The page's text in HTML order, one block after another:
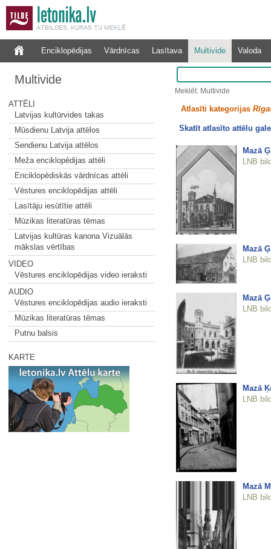
Enciklopēdijas Vārdnīcas Lasītava Multivide Valoda
Multivide
ATTĒLI
Latvijas kultūrvides takas
Mūsdienu Latvija attēlos
Sendienu Latvija attēlos
Meža enciklopēdijas attēli
Enciklopēdiskās vārdnīcas attēli
Vēstures enciklopēdijas attēli
Lasītāju iesūtītie attēli
Mūzikas literatūras tēmas
Latvijas kultūras kanona Vizuālās
mākslas vērtības
VIDEO
Vēstures enciklopēdijas video ieraksti
AUDIO
Vēstures enciklopēdijas audio ieraksti
Mūzikas literatūras tēmas
Putnu balsis
KARTE
Meklēt: Multivide
Atlasīti kategorijas
Skatīt atlasīto attēlu
Mazā
LNB
Mazā
LNB
Mazā
LNB
Mazā
LNB
Mazā
LNB